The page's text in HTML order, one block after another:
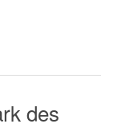
des